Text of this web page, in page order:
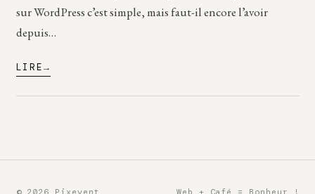
sur WordPress c’est simple, mais faut-il encore l’avoir
depuis…
LIRE